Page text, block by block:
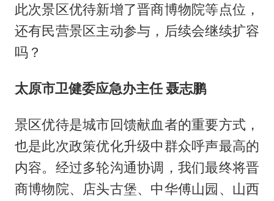
此次景区优待新增了晋商博物院等点位，
还有民营景区主动参与，后续会继续扩容
吗？
太原市卫健委应急办主任 聂志鹏
景区优待是城市回馈献血者的重要方式，
也是此次政策优化升级中群众呼声最高的
内容。经过多轮沟通协调，我们最终将晋
商博物院、店头古堡、中华傅山园、山西